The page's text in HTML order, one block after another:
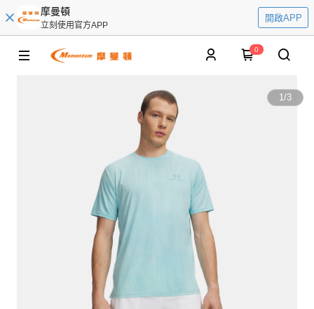
摩曼頓
立刻使用官方APP
開啟APP
0
1/3